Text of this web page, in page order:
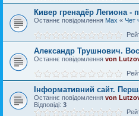
Кивер гренадёр Легиона -
Останнє повідомлення Max « Чет
Александр Трушнович.
Останнє повідомлення von
Інформативний сайт.
Останнє повідомлення von
Відповіді: 3